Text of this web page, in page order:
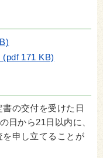
(pdf 171 KB)
の交付を受けた日
日から21日以内に、
申し立てることが